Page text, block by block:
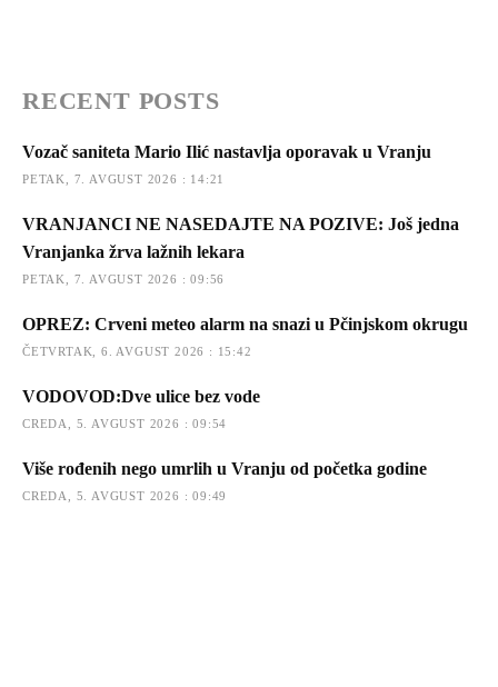
RECENT POSTS
Vozač saniteta Mario Ilić nastavlja oporavak u Vranju
PETAK, 7. AVGUST 2026 : 14:21
VRANJANCI NE NASEDAJTE NA POZIVE: Još jedna
Vranjanka žrva lažnih lekara
PETAK, 7. AVGUST 2026 : 09:56
OPREZ: Crveni meteo alarm na snazi u Pčinjskom okrugu
ČETVRTAK, 6. AVGUST 2026 : 15:42
VODOVOD:Dve ulice bez vode
CREDA, 5. AVGUST 2026 : 09:54
Više rođenih nego umrlih u Vranju od početka godine
CREDA, 5. AVGUST 2026 : 09:49